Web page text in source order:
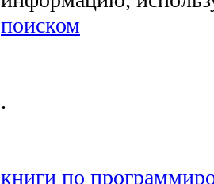
поиском
.
книги по